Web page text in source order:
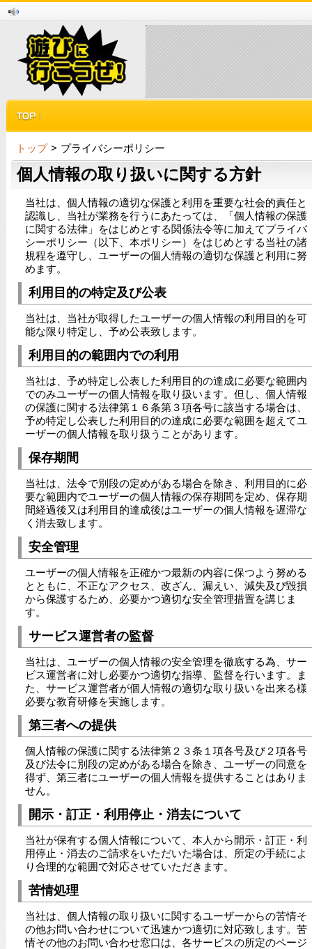
トップ > プライバシーポリシー
個人情報の取り扱いに関する方針
当社は、個人情報の適切な保護と利用を重要な社会的責任と
認識し、当社が業務を行うにあたっては、「個人情報の保護
に関する法律」をはじめとする関係法令等に加えてプライバ
シーポリシー（以下、本ポリシー）をはじめとする当社の諸
規程を遵守し、ユーザーの個人情報の適切な保護と利用に努
めます。
利用目的の特定及び公表
当社は、当社が取得したユーザーの個人情報の利用目的を可
能な限り特定し、予め公表致します。
利用目的の範囲内での利用
当社は、予め特定し公表した利用目的の達成に必要な範囲内
でのみユーザーの個人情報を取り扱います。但し、個人情報
の保護に関する法律第１６条第３項各号に該当する場合は、
予め特定し公表した利用目的の達成に必要な範囲を超えてユ
ーザーの個人情報を取り扱うことがあります。
保存期間
当社は、法令で別段の定めがある場合を除き、利用目的に必
要な範囲内でユーザーの個人情報の保存期間を定め、保存期
間経過後又は利用目的達成後はユーザーの個人情報を遅滞な
く消去致します。
安全管理
ユーザーの個人情報を正確かつ最新の内容に保つよう努める
とともに、不正なアクセス、改ざん、漏えい、減失及び毀損
から保護するため、必要かつ適切な安全管理措置を講じま
す。
サービス運営者の監督
当社は、ユーザーの個人情報の安全管理を徹底する為、サー
ビス運営者に対し必要かつ適切な指導、監督を行います。ま
た、サービス運営者が個人情報の適切な取り扱いを出来る様
必要な教育研修を実施します。
第三者への提供
個人情報の保護に関する法律第２３条１項各号及び２項各号
及び法令に別段の定めがある場合を除き、ユーザーの同意を
得ず、第三者にユーザーの個人情報を提供することはありま
せん。
開示・訂正・利用停止・消去について
当社が保有する個人情報について、本人から開示・訂正・利
用停止・消去のご請求をいただいた場合は、所定の手続によ
り合理的な範囲で対応させていただきます。
苦情処理
当社は、個人情報の取り扱いに関するユーザーからの苦情そ
の他お問い合わせについて迅速かつ適切に対応致します。苦
情その他のお問い合わせ窓口は、各サービスの所定のページ